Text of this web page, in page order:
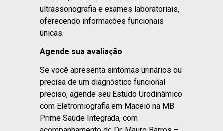
ultrassonografia e exames laboratoriais,
oferecendo informações funcionais
únicas.
Agende sua avaliação
Se você apresenta sintomas urinários ou
precisa de um diagnóstico funcional
preciso, agende seu Estudo Urodinâmico
com Eletromiografia em Maceió na MB
Prime Saúde Integrada, com